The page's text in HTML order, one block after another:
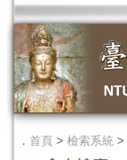
． 首頁 > 檢索系統 >